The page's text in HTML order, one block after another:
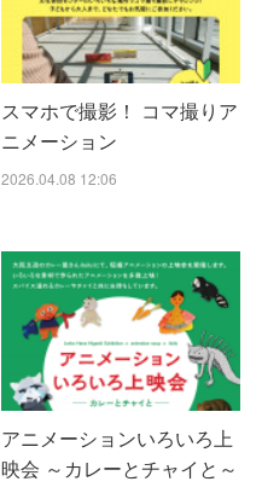
スマホで撮影！ コマ撮りア
ニメーション
2026.04.08 12:06
アニメーションいろいろ上
映会 ～カレーとチャイと～